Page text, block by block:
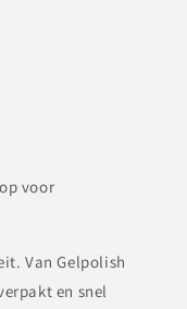
voor
Van Gelpolish
en snel